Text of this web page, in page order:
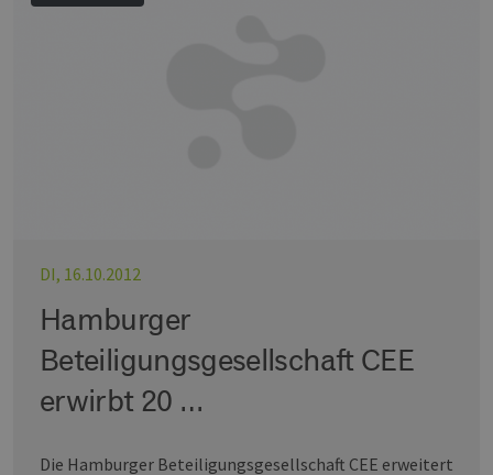
DI, 16.10.2012
Hamburger
Beteiligungsgesellschaft CEE
erwirbt 20 …
Die Hamburger Beteiligungsgesellschaft CEE erweitert